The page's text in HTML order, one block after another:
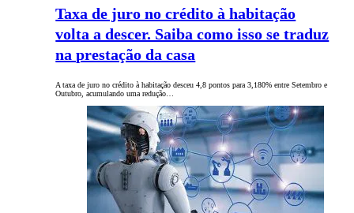
Taxa de juro no crédito à habitação
volta a descer. Saiba como isso se traduz
na prestação da casa
A taxa de juro no crédito à habitação desceu 4,8 pontos para 3,180% entre Setembro e
Outubro, acumulando uma redução…